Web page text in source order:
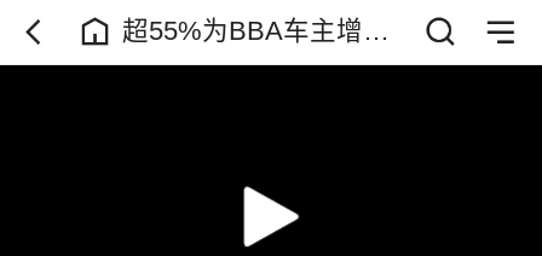
超55%为BBA车主增换
购！探店岚图泰山X8、